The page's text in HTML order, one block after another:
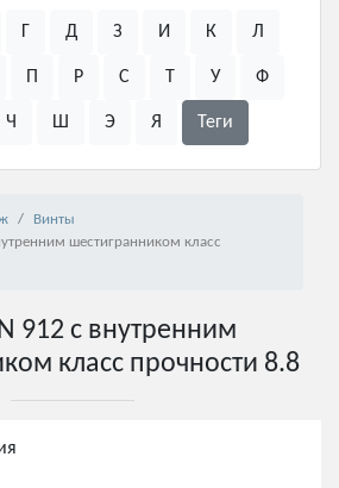
Г Д З И К Л
П Р С Т У Ф
Ч Ш Э Я Теги
Винты
шестигранником класс
912 с внутренним
класс прочности 8.8